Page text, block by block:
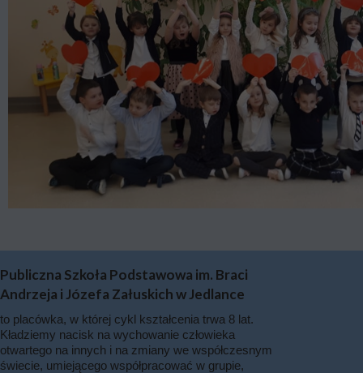
to placówka, w której cykl kształcenia trwa 8 lat.
Kładziemy nacisk na wychowanie człowieka
otwartego na innych i na zmiany we współczesnym
świecie, umiejącego współpracować w grupie,
Publiczna Szkoła Podstawowa im. Braci
Andrzeja i Józefa Załuskich w Jedlance